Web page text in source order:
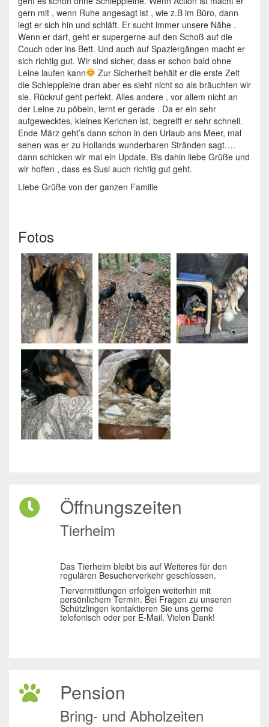
gern mit , wenn Ruhe angesagt ist , wie z.B im Büro, dann
legt er sich hin und schläft. Er sucht immer unsere Nähe .
Wenn er darf, geht er supergerne auf den Schoß auf die
Couch oder ins Bett. Und auch auf Spaziergängen macht er
sich richtig gut. Wir sind sicher, dass er schon bald ohne
Leine laufen kann
Zur Sicherheit behält er die erste Zeit
die Schleppleine dran aber es sieht nicht so als bräuchten wir
sie. Rückruf geht perfekt. Alles andere , vor allem nicht an
der Leine zu pöbeln, lernt er gerade . Da er ein sehr
aufgewecktes, kleines Kerlchen ist, begreift er sehr schnell.
Ende März geht’s dann schon in den Urlaub ans Meer, mal
sehen was er zu Hollands wunderbaren Stränden sagt….
dann schicken wir mal ein Update. Bis dahin liebe Grüße und
wir hoffen , dass es Susi auch richtig gut geht.
Liebe Grüße von der ganzen Familie
Fotos
Öffnungszeiten
Tierheim
Das Tierheim bleibt bis auf Weiteres für den
regulären Besucherverkehr geschlossen.
Tiervermittlungen erfolgen weiterhin mit
persönlichem Termin. Bei Fragen zu unseren
Schützlingen kontaktieren Sie uns gerne
telefonisch oder per E-Mail. Vielen Dank!
Pension
Bring- und Abholzeiten